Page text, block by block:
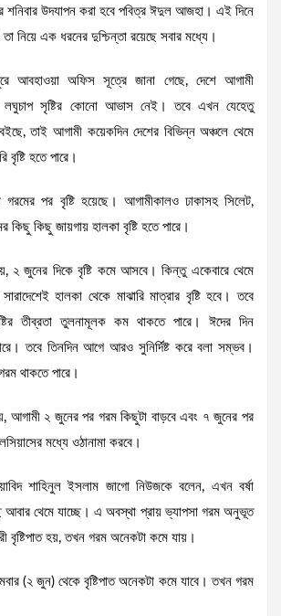
শনিবার উদযাপন করা হবে পবিত্র ঈদুল আজহা। এই দিনে
নিয়ে এক ধরনের দুশ্চিন্তা রয়েছে সবার মধ্যে।
আবহাওয়া অফিস সূত্রে জানা গেছে, দেশে আগামী
লঘুচাপ সৃষ্টির কোনো আভাস নেই। তবে এখন যেহেতু
তাই আগামী কয়েকদিন দেশের বিভিন্ন অঞ্চলে থেমে
বৃষ্টি হতে পারে।
গরমের পর বৃষ্টি হয়েছে। আগামীকালও ঢাকাসহ সিলেট,
কিছু কিছু জায়গায় হালকা বৃষ্টি হতে পারে।
২ জুনের দিকে বৃষ্টি কমে আসবে। কিন্তু একেবারে থেমে
হালকা থেকে মাঝারি মাত্রার বৃষ্টি হবে। তবে
তীব্রতা তুলনামূলক কম থাকতে পারে। ঈদের দিন
তবে তিনদিন আগে আরও সুনির্দিষ্ট করে বলা সম্ভব।
থাকতে পারে।
আগামী ২ জুনের পর গরম কিছুটা বাড়বে এবং ৭ জুনের পর
মধ্যে ওঠানামা করবে।
শাহিনুল ইসলাম জাগো নিউজকে বলেন, এখন বর্ষা
আবার থেমে যাচ্ছে। এ অবস্থা প্রায় ভ্যাপসা গরম অনুভূত
বৃষ্টিপাত হয়, তখন গরম অনেকটা কমে যায়।
(২ জুন) থেকে বৃষ্টিপাত অনেকটা কমে যাবে। তখন গরম